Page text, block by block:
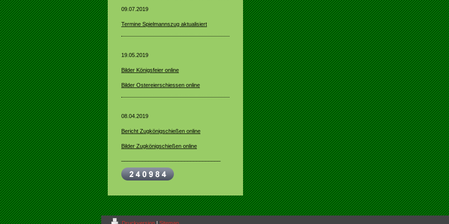
09.07.2019
Termine Spielmannszug aktualisiert
19.05.2019
Bilder Königsfeier online
Bilder Ostereierschiessen online
08.04.2019
Bericht Zugkönigschießen online
Bilder Zugkönigschießen online